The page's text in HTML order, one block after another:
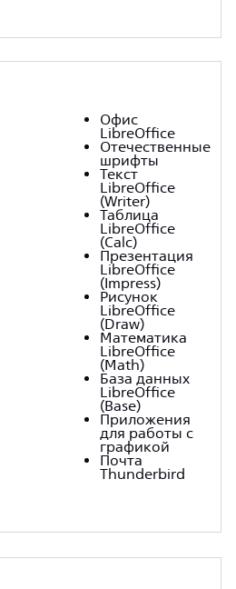
Офис
LibreOffice
Отечественные
шрифты
Текст
LibreOffice
(Writer)
Таблица
LibreOffice
(Calc)
Презентация
LibreOffice
(Impress)
Рисунок
LibreOffice
(Draw)
Математика
LibreOffice
(Math)
База данных
LibreOffice
(Base)
Приложения
для работы с
графикой
Почта
Thunderbird